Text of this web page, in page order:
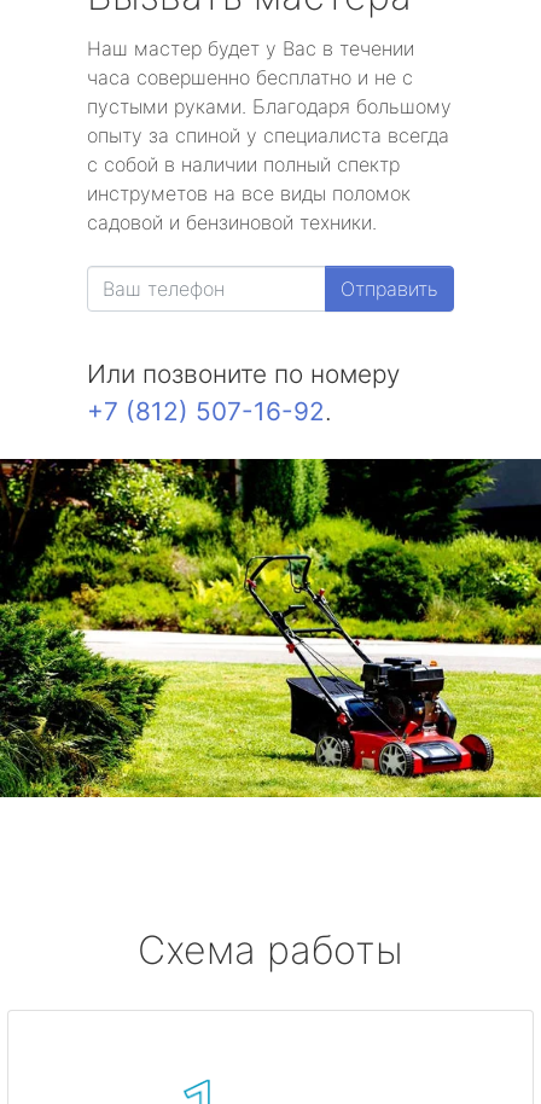
Наш мастер будет у Вас в течении
часа совершенно бесплатно и не с
пустыми руками. Благодаря большому
опыту за спиной у специалиста всегда
с собой в наличии полный спектр
инструметов на все виды поломок
садовой и бензиновой техники.
Отправить
Или позвоните по номеру
+7 (812) 507-16-92.
Схема работы